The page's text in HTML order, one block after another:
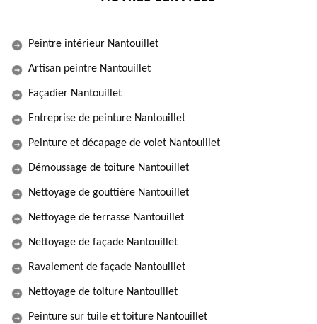
Peintre intérieur Nantouillet
Artisan peintre Nantouillet
Façadier Nantouillet
Entreprise de peinture Nantouillet
Peinture et décapage de volet Nantouillet
Démoussage de toiture Nantouillet
Nettoyage de gouttière Nantouillet
Nettoyage de terrasse Nantouillet
Nettoyage de façade Nantouillet
Ravalement de façade Nantouillet
Nettoyage de toiture Nantouillet
Peinture sur tuile et toiture Nantouillet